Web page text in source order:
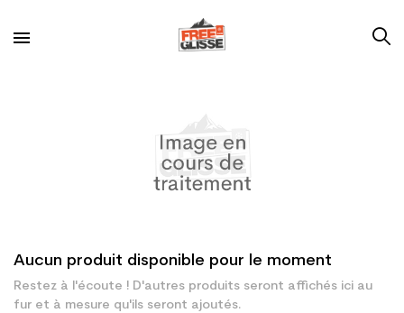
Aucun produit disponible pour le moment
Restez à l'écoute ! D'autres produits seront affichés ici au
fur et à mesure qu'ils seront ajoutés.